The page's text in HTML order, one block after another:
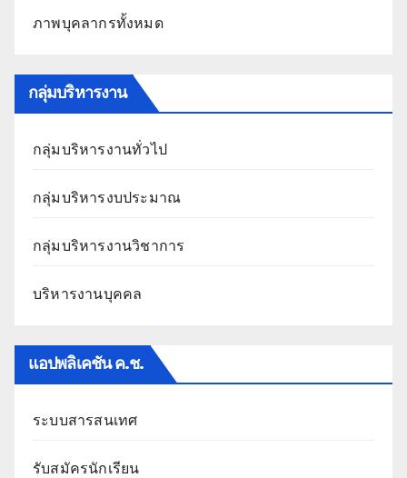
ภาพบุคลากรทั้งหมด
กลุ่มบริหารงาน
กลุ่มบริหารงานทั่วไป
กลุ่มบริหารงบประมาณ
กลุ่มบริหารงานวิชาการ
บริหารงานบุคคล
แอปพลิเคชัน ค.ช.
ระบบสารสนเทศ
รับสมัครนักเรียน